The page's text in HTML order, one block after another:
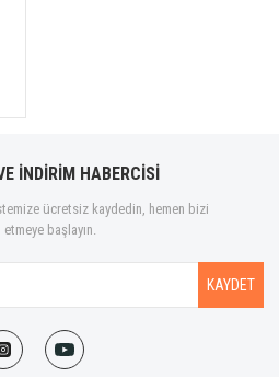
İNDİRİM HABERCİSİ
ücretsiz kaydedin, hemen bizi
başlayın.
KAYDET